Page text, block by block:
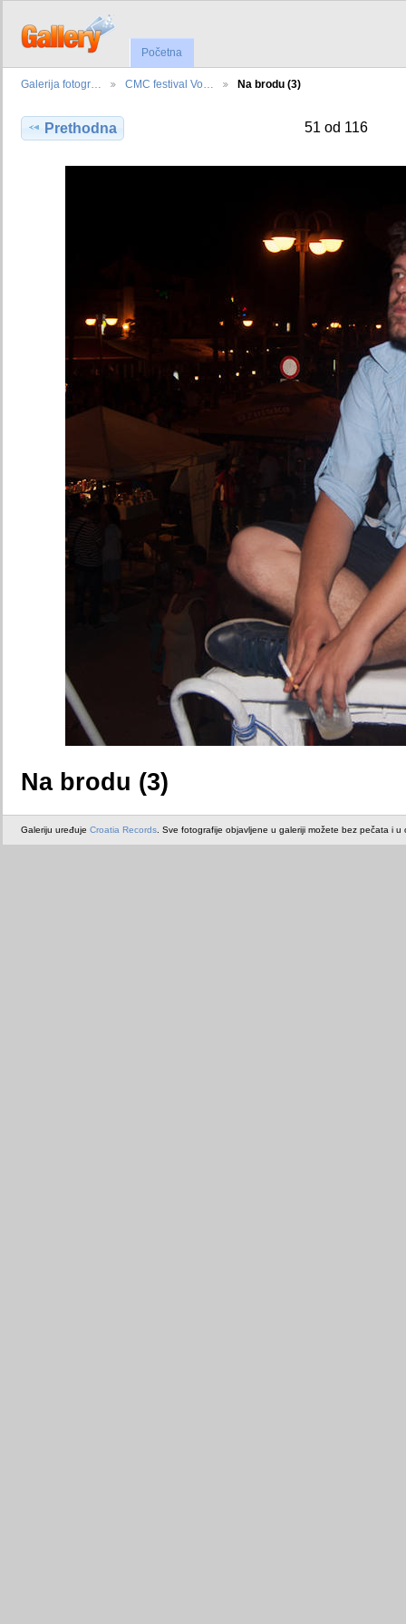
Početna
Galerija fotogr… CMC festival Vo… Na brodu (3)
Prethodna 51 od 116
Na brodu (3)
Galeriju uređuje Croatia Records . Sve fotografije objavljene u galeriji možete bez pečata i